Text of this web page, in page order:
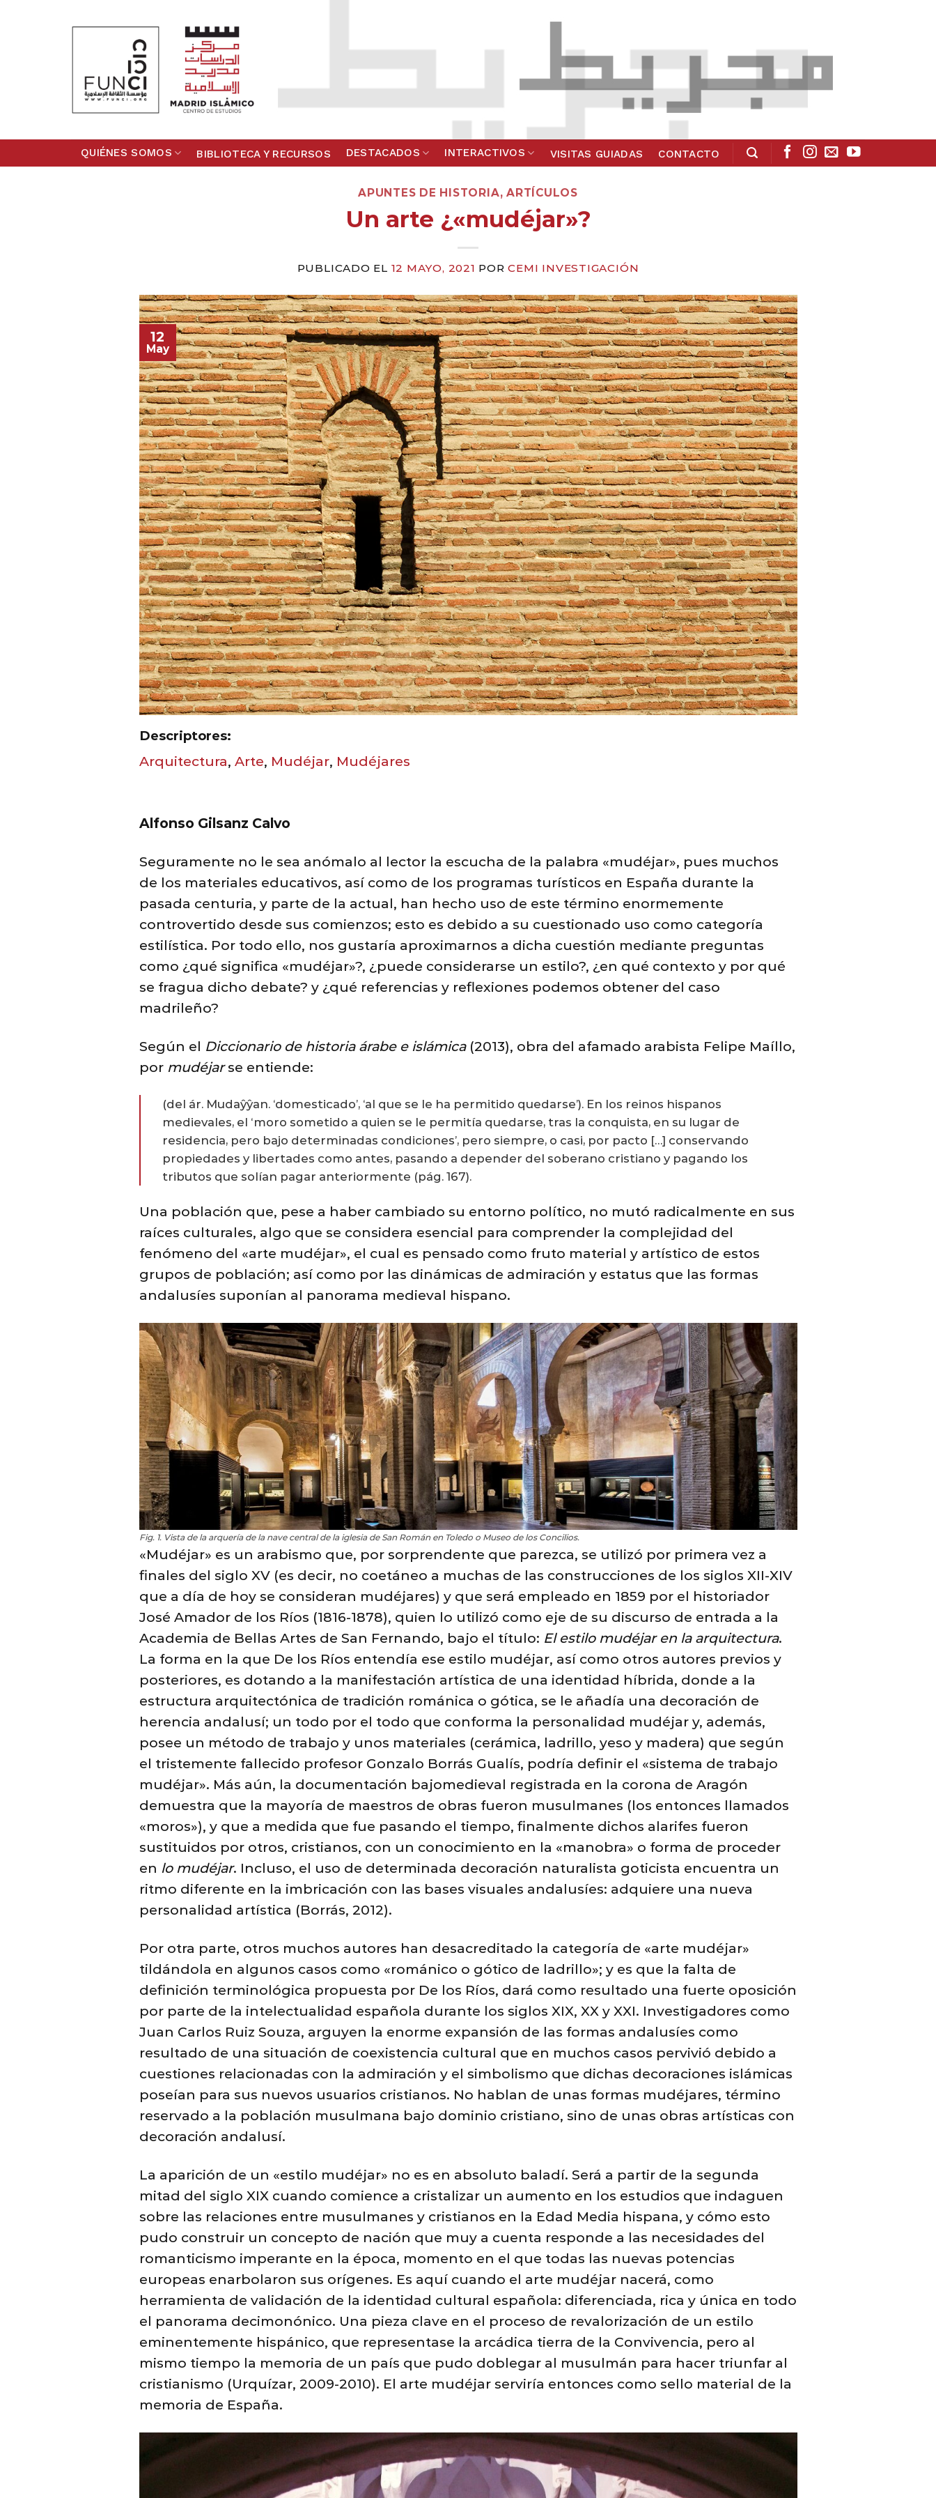
QUIÉNES SOMOS BIBLIOTECA Y RECURSOS DESTACADOS INTERACTIVOS VISITAS GUIADAS CONTACTO
APUNTES DE HISTORIA,ARTÍCULOS
Un arte ¿«mudéjar»?
PUBLICADO EL 12 MAYO, 2021 PORCEMI INVESTIGACIÓN
12
May
Descriptores:
Arquitectura, Arte, Mudéjar, Mudéjares
Alfonso Gilsanz Calvo
Seguramente no le sea anómalo al lector la escucha de la palabra «mudéjar», pues muchos
de los materiales educativos, así como de los programas turísticos en España durante la
pasada centuria, y parte de la actual, han hecho uso de este término enormemente
controvertido desde sus comienzos; esto es debido a su cuestionado uso como categoría
estilística. Por todo ello, nos gustaría aproximarnos a dicha cuestión mediante preguntas
como ¿qué significa «mudéjar»?, ¿puede considerarse un estilo?, ¿en qué contexto y por qué
se fragua dicho debate? y ¿qué referencias y reflexiones podemos obtener del caso
madrileño?
Según el Diccionario de historia árabe e islámica(2013), obra del afamado arabista Felipe Maíllo,
por mudéjarse entiende:
(del ár. Mudaŷŷan. ‘domesticado’, ‘al que se le ha permitido quedarse’). En los reinos hispanos
medievales, el ‘moro sometido a quien se le permitía quedarse, tras la conquista, en su lugar de
residencia, pero bajo determinadas condiciones’, pero siempre, o casi, por pacto […] conservando
propiedades y libertades como antes, pasando a depender del soberano cristiano y pagando los
tributos que solían pagar anteriormente (pág. 167).
Una población que, pese a haber cambiado su entorno político, no mutó radicalmente en sus
raíces culturales, algo que se considera esencial para comprender la complejidad del
fenómeno del «arte mudéjar», el cual es pensado como fruto material y artístico de estos
grupos de población; así como por las dinámicas de admiración y estatus que las formas
andalusíes suponían al panorama medieval hispano.
Fig. 1. Vista de la arquería de la nave central de la iglesia de San Román en Toledo o Museo de los Concilios.
«Mudéjar» es un arabismo que, por sorprendente que parezca, se utilizó por primera vez a
finales del siglo XV (es decir, no coetáneo a muchas de las construcciones de los siglos XII-XIV
que a día de hoy se consideran mudéjares) y que será empleado en 1859 por el historiador
José Amador de los Ríos (1816-1878), quien lo utilizó como eje de su discurso de entrada a la
Academia de Bellas Artes de San Fernando, bajo el título: El estilo mudéjar en la arquitectura.
La forma en la que De los Ríos entendía ese estilo mudéjar, así como otros autores previos y
posteriores, es dotando a la manifestación artística de una identidad híbrida, donde a la
estructura arquitectónica de tradición románica o gótica, se le añadía una decoración de
herencia andalusí; un todo por el todo que conforma la personalidad mudéjar y, además,
posee un método de trabajo y unos materiales (cerámica, ladrillo, yeso y madera) que según
el tristemente fallecido profesor Gonzalo Borrás Gualís, podría definir el «sistema de trabajo
mudéjar». Más aún, la documentación bajomedieval registrada en la corona de Aragón
demuestra que la mayoría de maestros de obras fueron musulmanes (los entonces llamados
«moros»), y que a medida que fue pasando el tiempo, finalmente dichos alarifes fueron
sustituidos por otros, cristianos, con un conocimiento en la «manobra» o forma de proceder
en lo mudéjar. Incluso, el uso de determinada decoración naturalista goticista encuentra un
ritmo diferente en la imbricación con las bases visuales andalusíes: adquiere una nueva
personalidad artística (Borrás, 2012).
Por otra parte, otros muchos autores han desacreditado la categoría de «arte mudéjar»
tildándola en algunos casos como «románico o gótico de ladrillo»; y es que la falta de
definición terminológica propuesta por De los Ríos, dará como resultado una fuerte oposición
por parte de la intelectualidad española durante los siglos XIX, XX y XXI. Investigadores como
Juan Carlos Ruiz Souza, arguyen la enorme expansión de las formas andalusíes como
resultado de una situación de coexistencia cultural que en muchos casos pervivió debido a
cuestiones relacionadas con la admiración y el simbolismo que dichas decoraciones islámicas
poseían para sus nuevos usuarios cristianos. No hablan de unas formas mudéjares, término
reservado a la población musulmana bajo dominio cristiano, sino de unas obras artísticas con
decoración andalusí.
La aparición de un «estilo mudéjar» no es en absoluto baladí. Será a partir de la segunda
mitad del siglo XIX cuando comience a cristalizar un aumento en los estudios que indaguen
sobre las relaciones entre musulmanes y cristianos en la Edad Media hispana, y cómo esto
pudo construir un concepto de nación que muy a cuenta responde a las necesidades del
romanticismo imperante en la época, momento en el que todas las nuevas potencias
europeas enarbolaron sus orígenes. Es aquí cuando el arte mudéjar nacerá, como
herramienta de validación de la identidad cultural española: diferenciada, rica y única en todo
el panorama decimonónico. Una pieza clave en el proceso de revalorización de un estilo
eminentemente hispánico, que representase la arcádica tierra de la Convivencia, pero al
mismo tiempo la memoria de un país que pudo doblegar al musulmán para hacer triunfar al
cristianismo (Urquízar, 2009-2010). El arte mudéjar serviría entonces como sello material de la
memoria de España.